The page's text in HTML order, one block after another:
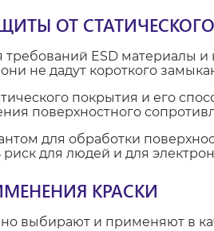
ОТ СТАТИЧЕСКОГО
ESD материалы
не дадут короткого
покрытия и его
поверхностного
для обработки
для людей и для
КРАСКИ
выбирают и применяют в